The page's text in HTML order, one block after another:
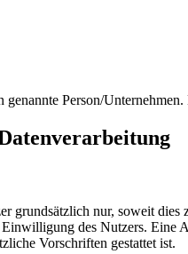
Person/
grundsätzlich nur, soweit
des Nutzers.
Vorschriften gestattet ist.